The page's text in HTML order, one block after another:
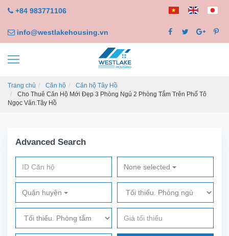
+84 983771106
info@westlakehousing.vn
Trang chủ Căn hộ
Căn hộ Tây Hồ
Cho Thuê Căn Hộ Mới Đẹp 3 Phòng Ngủ 2 Phòng Tắm Trên Phố Tô
Ngọc Vân.Tây Hồ
Advanced Search
None selected
Quận huyện